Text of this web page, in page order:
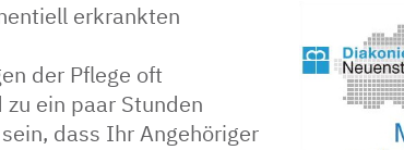
erkrankten
der Pflege oft
ein paar Stunden
dass Ihr Angehöriger